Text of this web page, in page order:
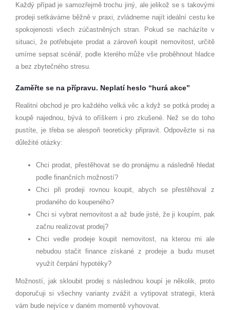
Každý případ je samozřejmě trochu jiný, ale jelikož se s takovými
prodeji setkáváme běžně v praxi, zvládneme najít ideální cestu ke
spokojenosti všech zúčastněných stran. Pokud se nacházíte v
situaci, že potřebujete prodat a zároveň koupit nemovitost, určitě
umíme sepsat scénář, podle kterého může vše proběhnout hladce
a bez zbytečného stresu.
Zaměřte se na přípravu. Neplatí heslo “hurá akce”
Realitní obchod je pro každého velká věc a když se potká prodej a
koupě najednou, bývá to oříškem i pro zkušené. Než se do toho
pustíte, je třeba se alespoň teoreticky připravit. Odpovězte si na
důležité otázky:
Chci prodat, přestěhovat se do pronájmu a následně hledat
podle finančních možností?
Chci při prodeji rovnou koupit, abych se přestěhoval z
prodaného do koupeného?
Chci si vybrat nemovitost a až bude jisté, že ji koupím, pak
začnu realizovat prodej?
Chci vedle prodeje koupit nemovitost, na kterou mi ale
nebudou stačit finance získané z prodeje a budu muset
využít čerpání hypotéky?
Možností, jak skloubit prodej s následnou koupí je několik, proto
doporučuji si všechny varianty zvážit a vytipovat strategii, která
vám bude nejvíce v daném momentě vyhovovat.